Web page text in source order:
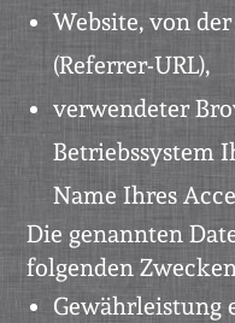
Website, von
(Referrer-URL),
verwendeter
Betriebssystem
Name Ihres
Die genannten
folgenden
Gewährleistung